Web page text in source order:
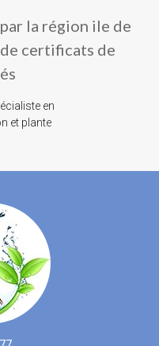
la région ile de
certificats de
en
et plante